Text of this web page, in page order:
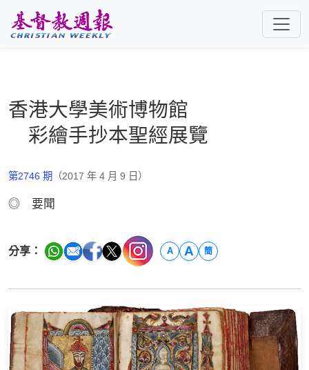
香港大學美術博物館
彩繪手抄本聖經展覽
第2746 期 （2017 年 4 月 9 日）
◎ 要聞
分享： A A 簡